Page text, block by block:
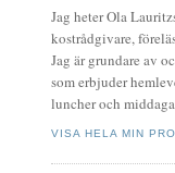
Jag heter Ola
kostrådgivare,
Jag är grundare av
som erbjuder
luncher och
VISA HELA MIN